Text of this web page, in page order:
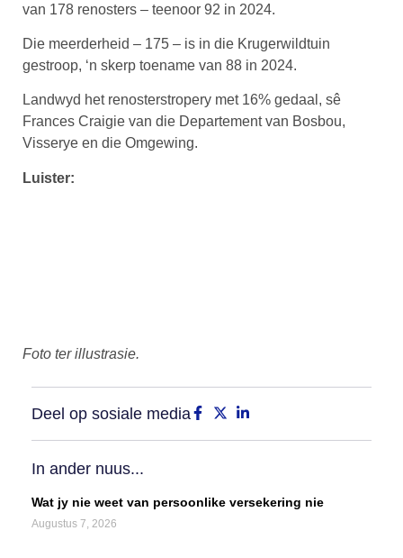
van 178 renosters – teenoor 92 in 2024.
Die meerderheid – 175 – is in die Krugerwildtuin
gestroop, ‘n skerp toename van 88 in 2024.
Landwyd het renosterstropery met 16% gedaal, sê
Frances Craigie van die Departement van Bosbou,
Visserye en die Omgewing.
Luister:
Foto ter illustrasie.
Deel op sosiale media
In ander nuus...
Wat jy nie weet van persoonlike versekering nie
Augustus 7, 2026